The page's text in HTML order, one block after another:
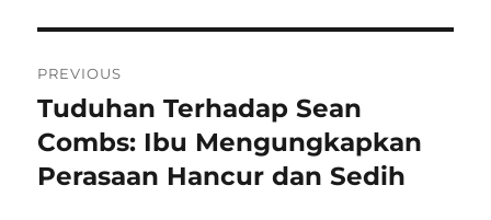
pos
PREVIOUS
Previous
post:
Tuduhan Terhadap Sean
Combs: Ibu Mengungkapkan
Perasaan Hancur dan Sedih